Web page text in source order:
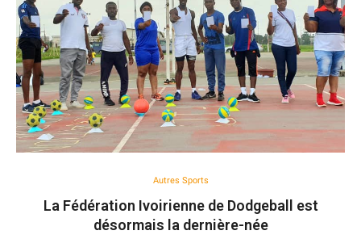
Autres Sports
La Fédération Ivoirienne de Dodgeball est
désormais la dernière-née